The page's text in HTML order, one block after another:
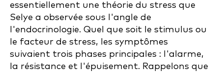
essentiellement une théorie du stress que
Selye a observée sous l'angle de
l'endocrinologie. Quel que soit le stimulus ou
le facteur de stress, les symptômes
suivaient trois phases principales : l'alarme,
la résistance et l'épuisement. Rappelons que